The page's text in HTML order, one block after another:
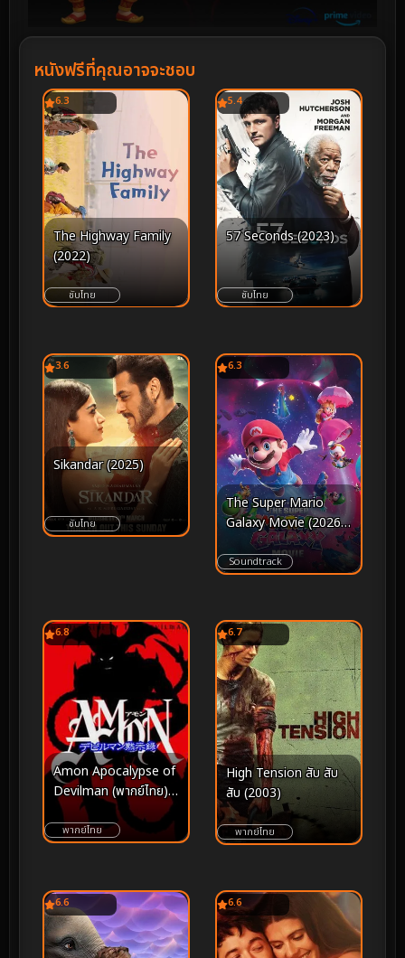
หนังฟรีที่คุณอาจจะชอบ
6.3
The Highway Family
(2022)
ซับไทย
5.4
57 Seconds (2023)
ซับไทย
3.6
Sikandar (2025)
ซับไทย
6.3
The Super Mario
Galaxy Movie (2026)
เดอะ ซูเปอร์ มาริโอ กา
แล็คซี่ มูฟวี่
Soundtrack
6.8
Amon Apocalypse of
Devilman (พากย์ไทย)
(2000)
พากย์ไทย
6.7
High Tension สับ สับ
สับ (2003)
พากย์ไทย
6.6 6.6